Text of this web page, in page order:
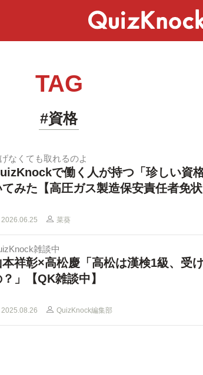
TAG
#資格
なくても取れるのよ
で働く人が持つ「珍しい資
てみた【高圧ガス製造保安責任者免状
2026.06.25 菜葵
雑談中
本祥彰×高松慶「高松は漢検1級、受
」【QK雑談中】
2025.08.26 QuizKnock編集部